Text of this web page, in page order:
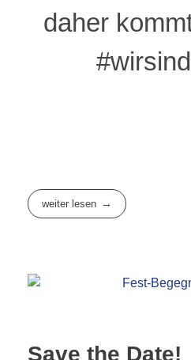
daher
weiter lesen
Save the Date!